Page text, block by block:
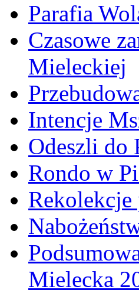
Parafia
Czasowe
Mieleckiej
Intencje
Odeszli do
Rondo w
Mielecka